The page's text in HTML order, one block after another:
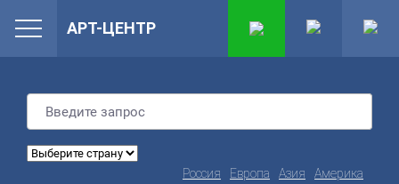
Россия Европа Азия Америка
АРТ-ЦЕНТР